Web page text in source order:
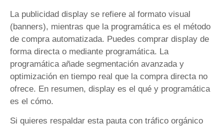
La publicidad display se refiere al formato visual
(banners), mientras que la programática es el método
de compra automatizada. Puedes comprar display de
forma directa o mediante programática. La
programática añade segmentación avanzada y
optimización en tiempo real que la compra directa no
ofrece. En resumen, display es el qué y programática
es el cómo.
Si quieres respaldar esta pauta con tráfico orgánico